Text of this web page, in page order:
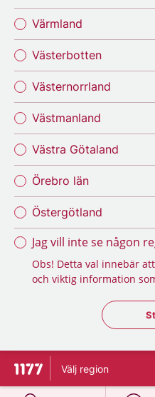
Värmland
Västerbotten
Västernorrland
Västmanland
Västra Götaland
Örebro län
Östergötland
Jag vill inte se någon
Obs! Detta val innebär
och viktig information
Till startsidan för 1177
Välj region
på 1177.se